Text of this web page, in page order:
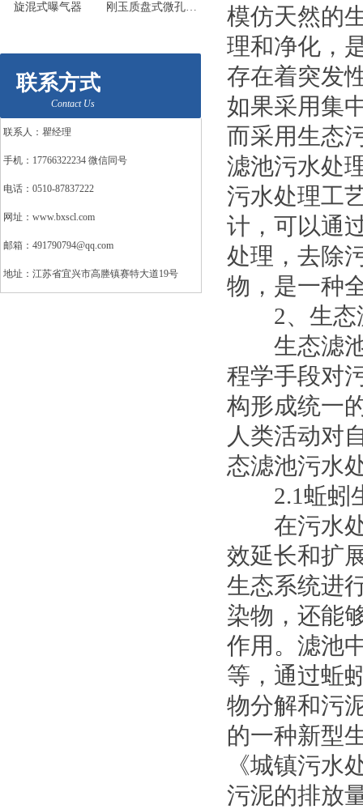
旋混式曝气器 刚玉质盘式微孔曝气器
联系方式
Contact Us
联系人：瞿经理
手机：17766322234 微信同号
电话：0510-87837222
网址：www.bxscl.com
邮箱：491790794@qq.com
地址：江苏省宜兴市高塍镇赛特大道19号
模仿天然的
理和净化，
存在着突发
如果采用集
而采用生态
滤池污水处
污水处理工
计，可以通
处理，去除
物，是一种
2、生态
生态滤池
程学手段对
构形成统一
人类活动对
态滤池污水
2.1蚯蚓
在污水处
效延长和扩
生态系统进
染物，还能
作用。滤池
等，通过蚯
物分解和污
的一种新型
《城镇污水
污泥的排放